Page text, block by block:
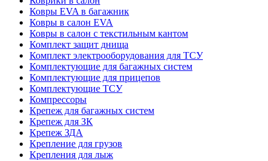
Ковры EVA в багажник
Ковры в салон EVA
Ковры в салон с текстильным кантом
Комплект защит днища
Комплект электрооборудования для ТСУ
Комплектующие для багажных систем
Комплектующие для прицепов
Комплектующие ТСУ
Компрессоры
Крепеж для багажных систем
Крепеж для ЗК
Крепеж ЗДА
Крепление для грузов
Крепления для лыж